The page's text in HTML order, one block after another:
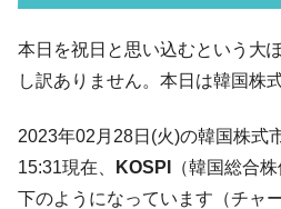
い「50.5％」に上昇
『Money1』
韓国大統領府ボン
た ⇒ 国家が行った恐るべき株価
『Money1』
韓国･警察職員が
動」
『Money1』
中国だけが鉄鋼輸
本日を祝日と思い込むという大
し訳ありません。本日は韓国株
2023年02月28日(火)の韓国株式
15:31現在、
KOSPI
（韓国総合
下のようになっています（チャ